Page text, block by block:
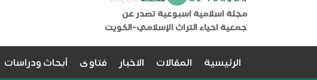
مجلة اسلامية اسبوعية تصدر عن
جمعية احياء التراث الإسلامي-الكويت
الرئيسية المقالات الاخبار فتاوى أبحاث ودراسات